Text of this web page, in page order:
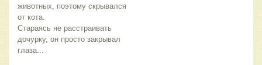
животных, поэтому скрывался
от кота.
Стараясь не расстраивать
дочурку, он просто закрывал
глаза...